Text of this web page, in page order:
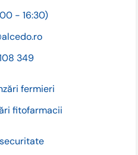
- 16:30)
349
fermieri
fitofarmacii